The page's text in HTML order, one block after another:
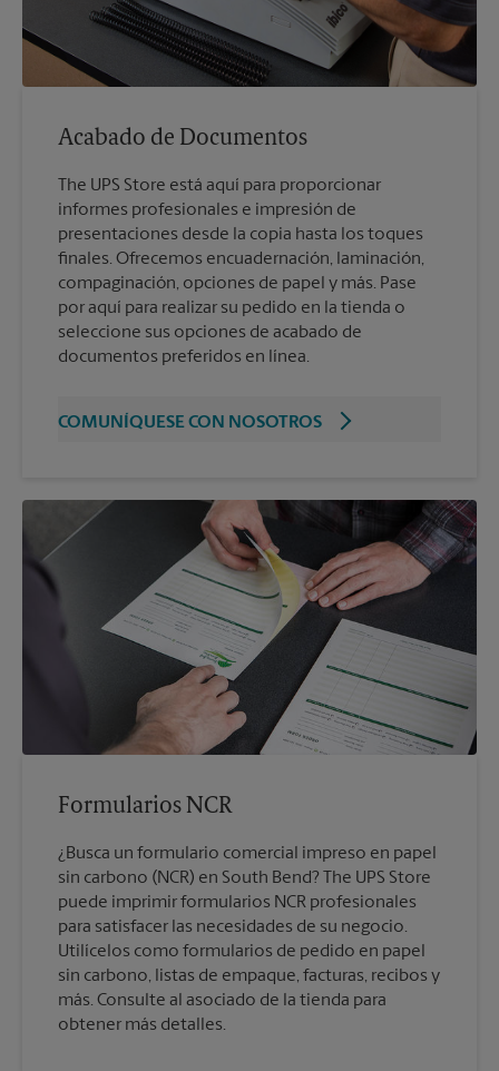
Acabado de Documentos
The UPS Store está aquí para proporcionar
informes profesionales e impresión de
presentaciones desde la copia hasta los toques
finales. Ofrecemos encuadernación, laminación,
compaginación, opciones de papel y más. Pase
por aquí para realizar su pedido en la tienda o
seleccione sus opciones de acabado de
documentos preferidos en línea.
COMUNÍQUESE CON NOSOTROS
Formularios NCR
¿Busca un formulario comercial impreso en papel
sin carbono (NCR) en South Bend? The UPS Store
puede imprimir formularios NCR profesionales
para satisfacer las necesidades de su negocio.
Utilícelos como formularios de pedido en papel
sin carbono, listas de empaque, facturas, recibos y
más. Consulte al asociado de la tienda para
obtener más detalles.